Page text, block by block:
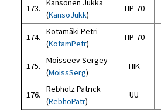
173.
Kansonen Jukka
(KansoJukk)
TIP-70
174.
Kotamäki Petri
(KotamPetr)
TIP-70
175.
Moisseev Sergey
(MoissSerg)
HIK
176.
Rebholz Patrick
(RebhoPatr)
UU